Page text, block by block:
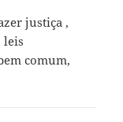
justiça ,
leis
comum,